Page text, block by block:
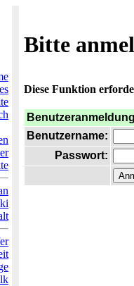
Bitte
Diese Funktion
Benutzeranmeldung
Benutzername:
Passwort: